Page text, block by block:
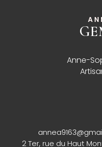
Anne-
2 Ter, rue du Haut